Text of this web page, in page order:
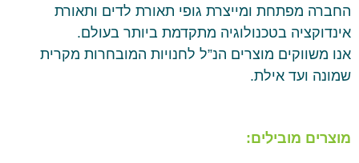
החברה מפתחת ומייצרת גופי תאורת לדים ותאורת
אינדוקציה בטכנולוגיה מתקדמת ביותר בעולם.
אנו משווקים מוצרים הנ”ל לחנויות המובחרות מקרית
שמונה ועד אילת.
מוצרים מובילים: